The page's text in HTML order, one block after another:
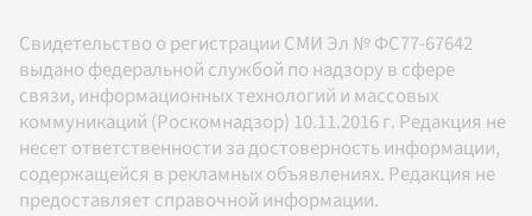
Свидетельство о регистрации СМИ Эл № ФС77-67642
выдано федеральной службой по надзору в сфере
связи, информационных технологий и массовых
коммуникаций (Роскомнадзор) 10.11.2016 г. Редакция не
несет ответственности за достоверность информации,
содержащейся в рекламных объявлениях. Редакция не
предоставляет справочной информации.